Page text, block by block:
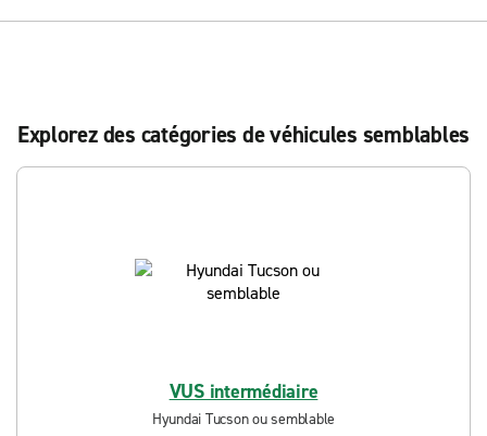
Explorez des catégories de véhicules semblables
VUS intermédiaire
Hyundai Tucson ou semblable